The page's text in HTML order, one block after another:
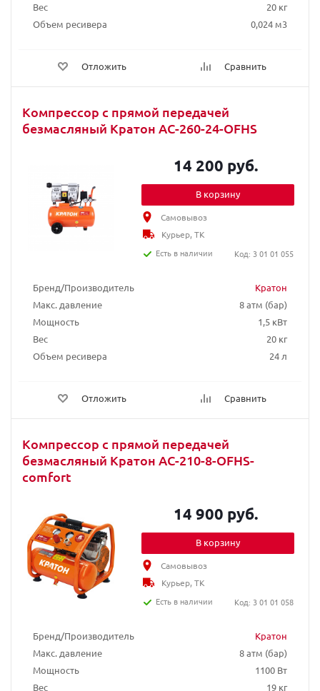
Вес
20 кг
Объем ресивера
0,024 м3
Отложить Сравнить
Компрессор с прямой передачей
безмасляный Кратон AC-260-24-OFHS
Бренд/Производитель
Кратон
Макс. давление
8 атм (бар)
Мощность
1,5 кВт
Вес
20 кг
Объем ресивера
24 л
Отложить Сравнить
14 200 руб.
В корзину
Самовывоз
Курьер, ТК
Есть в наличии
Код: 3 01 01 055
Компрессор с прямой передачей
безмасляный Кратон AC-210-8-OFHS-
сomfort
Бренд/Производитель
Кратон
Макс. давление
8 атм (бар)
Мощность
1100 Вт
Вес
19 кг
14 900 руб.
В корзину
Самовывоз
Курьер, ТК
Есть в наличии
Код: 3 01 01 058